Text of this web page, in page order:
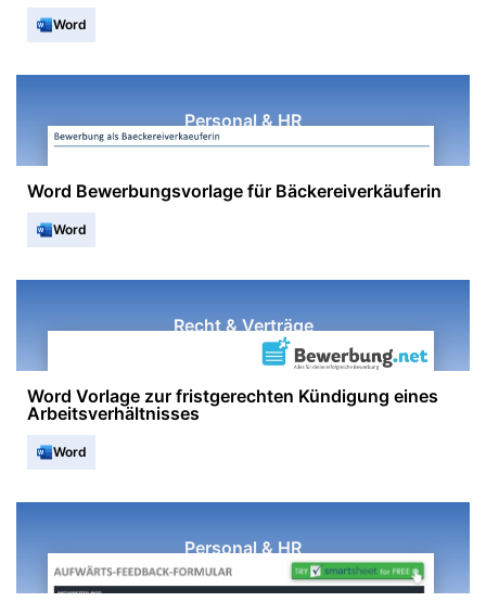
Word
Personal & HR
Word Bewerbungsvorlage für Bäckereiverkäuferin
Word
Recht & Verträge
Word Vorlage zur fristgerechten Kündigung eines
Arbeitsverhältnisses
Word
Personal & HR